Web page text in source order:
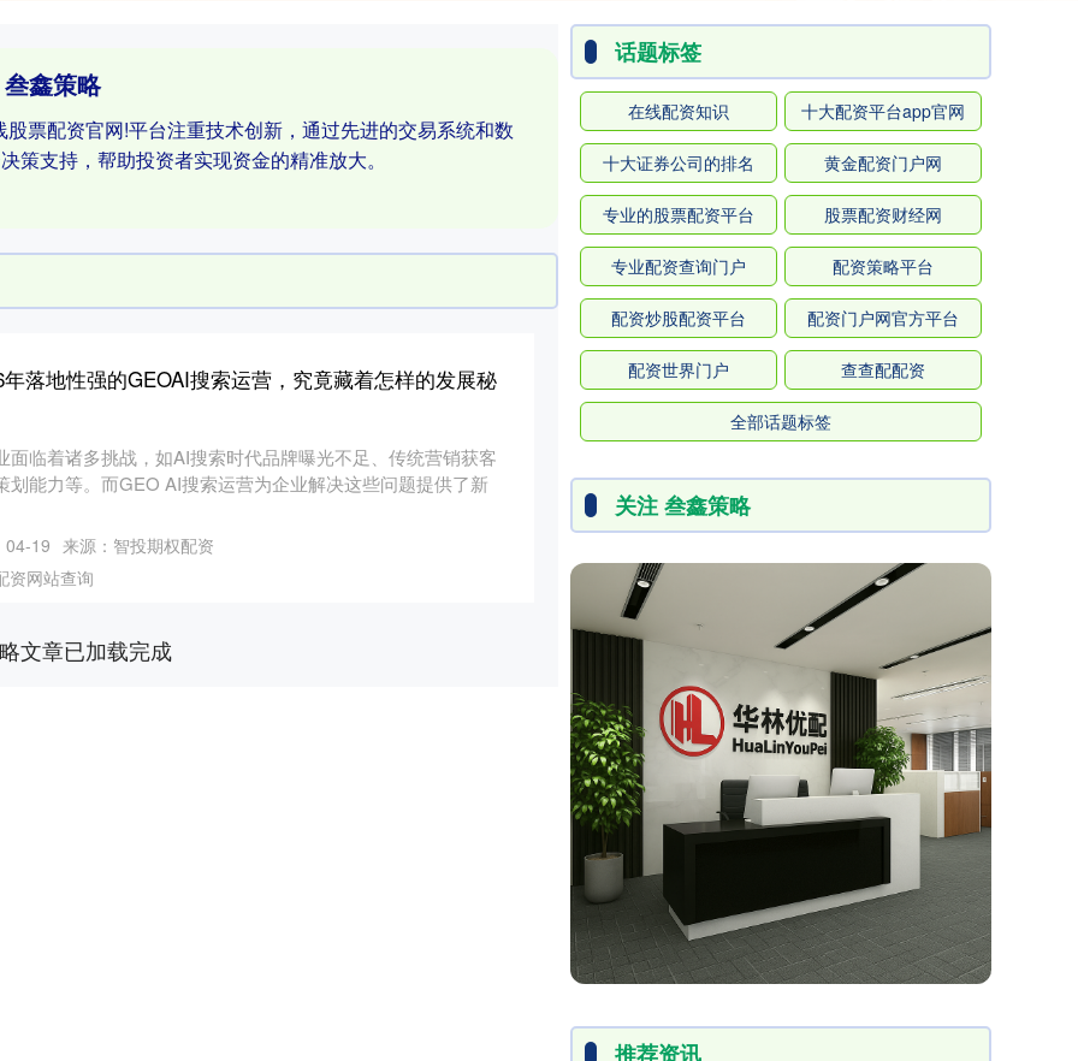
叁鑫策略
票配资官网!平台注重技术创新，通过先进的交易系统和数
支持，帮助投资者实现资金的精准放大。
落地性强的GEOAI搜索运营，究竟藏着怎样的发展秘
面临着诸多挑战，如AI搜索时代品牌曝光不足、传统营销获客
划能力等。而GEO AI搜索运营为企业解决这些问题提供了新
04-19 来源：智投期权配资
资网站查询
文章已加载完成
话题标签
在线配资知识 十大配资平台app官网
十大证券公司的排名 黄金配资门户网
专业的股票配资平台 股票配资财经网
专业配资查询门户 配资策略平台
配资炒股配资平台 配资门户网官方平台
配资世界门户 查查配配资
全部话题标签
关注 叁鑫策略
推荐资讯